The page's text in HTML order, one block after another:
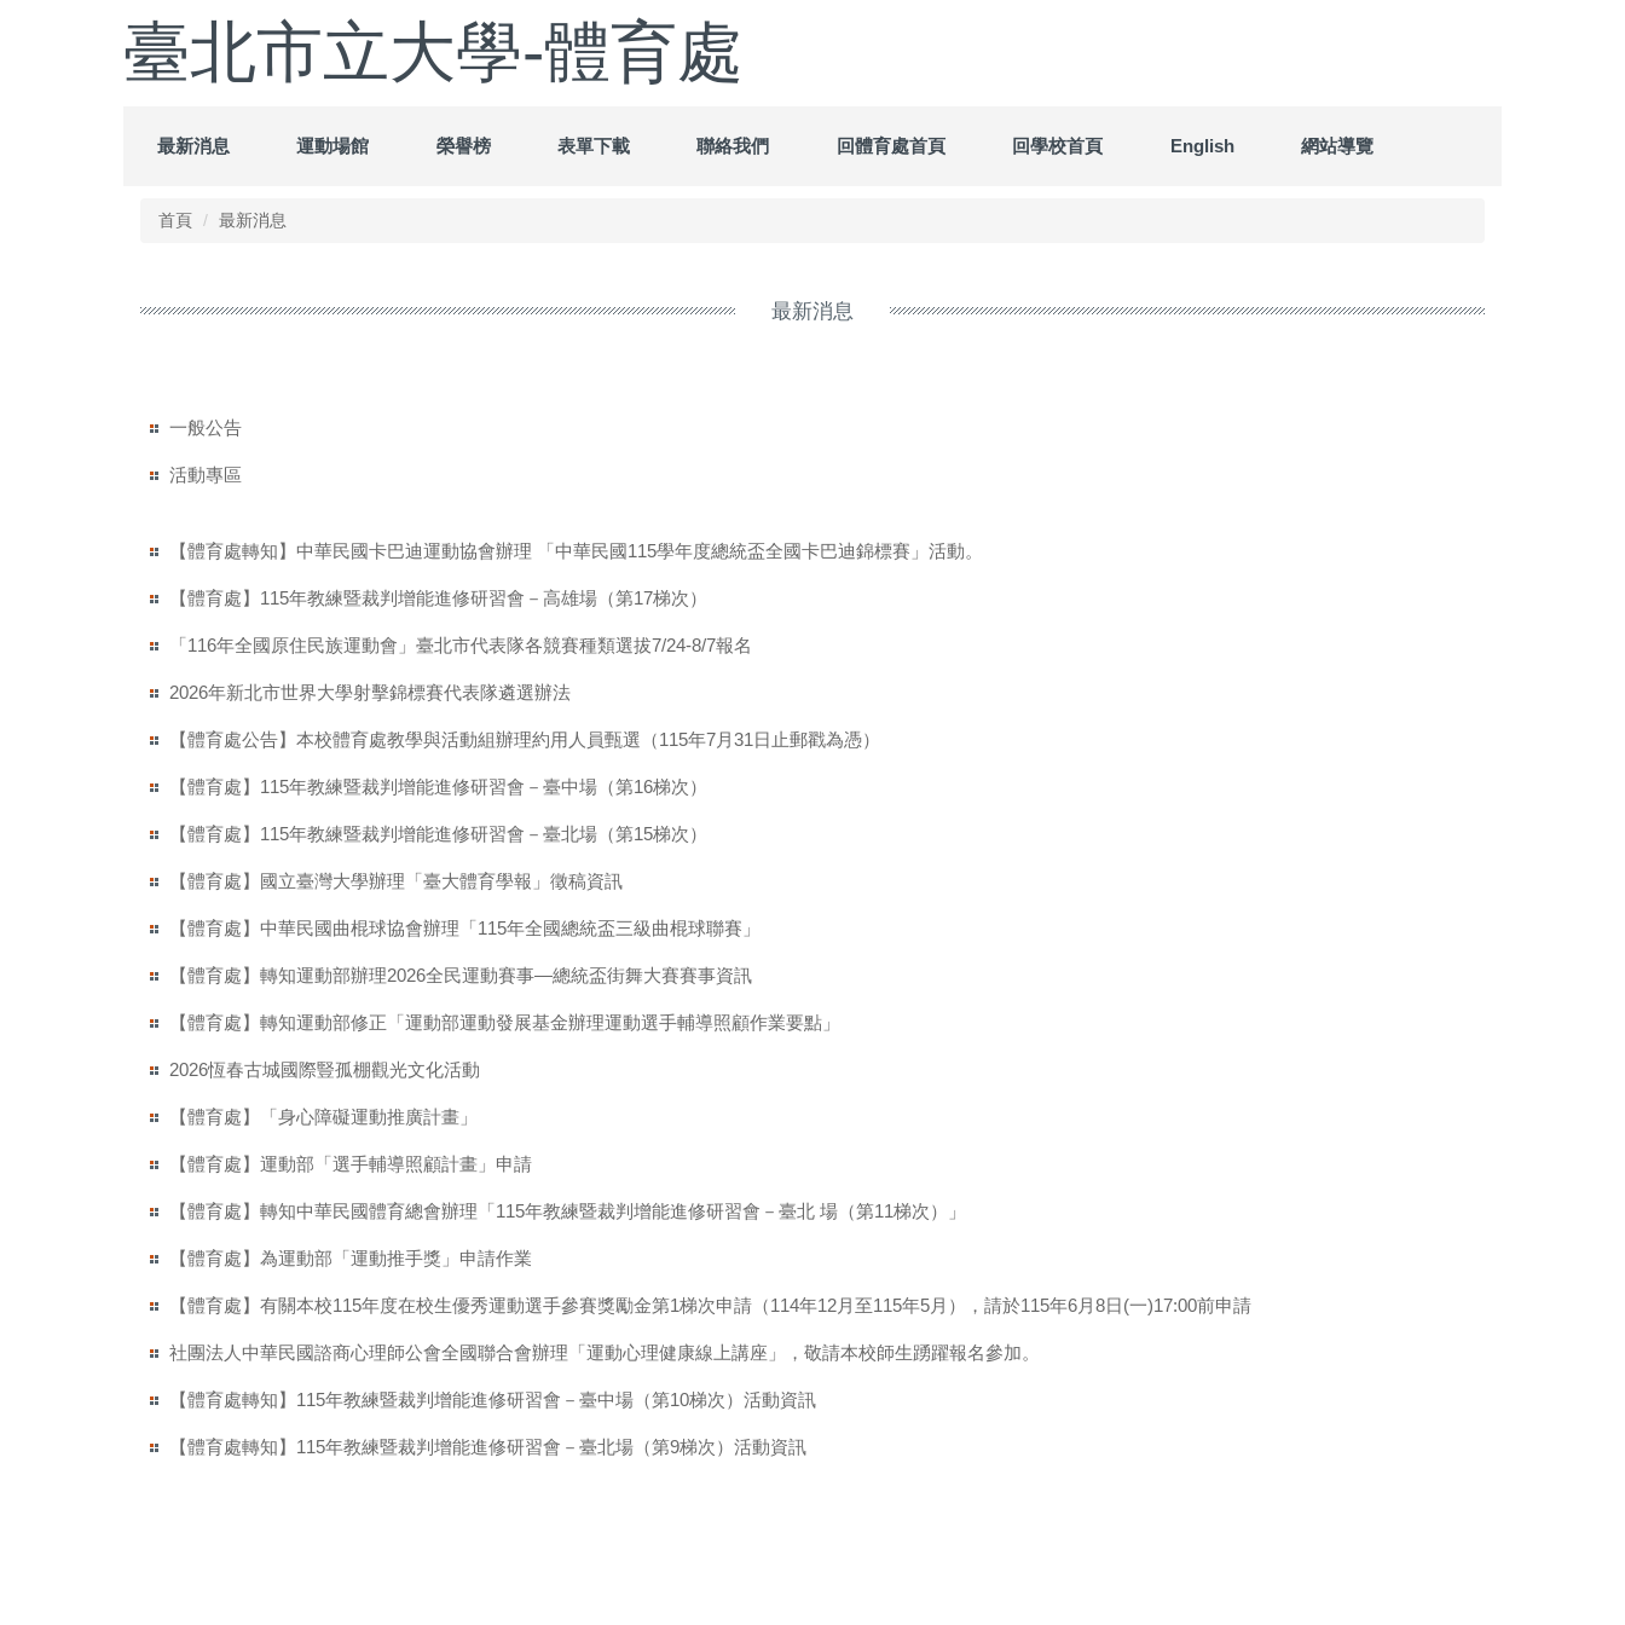
臺北市立大學-體育處
最新消息 運動場館 榮譽榜 表單下載 聯絡我們 回體育處首頁 回學校首頁 English 網站導覽
首頁 最新消息
最新消息
一般公告
活動專區
【體育處轉知】中華民國卡巴迪運動協會辦理 「中華民國115學年度總統盃全國卡巴迪錦標賽」活動。
【體育處】115年教練暨裁判增能進修研習會－高雄場（第17梯次）
「116年全國原住民族運動會」臺北市代表隊各競賽種類選拔7/24-8/7報名
2026年新北市世界大學射擊錦標賽代表隊遴選辦法
【體育處公告】本校體育處教學與活動組辦理約用人員甄選（115年7月31日止郵戳為憑）
【體育處】115年教練暨裁判增能進修研習會－臺中場（第16梯次）
【體育處】115年教練暨裁判增能進修研習會－臺北場（第15梯次）
【體育處】國立臺灣大學辦理「臺大體育學報」徵稿資訊
【體育處】中華民國曲棍球協會辦理「115年全國總統盃三級曲棍球聯賽」
【體育處】轉知運動部辦理2026全民運動賽事—總統盃街舞大賽賽事資訊
【體育處】轉知運動部修正「運動部運動發展基金辦理運動選手輔導照顧作業要點」
2026恆春古城國際豎孤棚觀光文化活動
【體育處】「身心障礙運動推廣計畫」
【體育處】運動部「選手輔導照顧計畫」申請
【體育處】轉知中華民國體育總會辦理「115年教練暨裁判增能進修研習會－臺北 場（第11梯次）」
【體育處】為運動部「運動推手獎」申請作業
【體育處】有關本校115年度在校生優秀運動選手參賽獎勵金第1梯次申請（114年12月至115年5月），請於115年6月8日(一)17:00前申請
社團法人中華民國諮商心理師公會全國聯合會辦理「運動心理健康線上講座」，敬請本校師生踴躍報名參加。
【體育處轉知】115年教練暨裁判增能進修研習會－臺中場（第10梯次）活動資訊
【體育處轉知】115年教練暨裁判增能進修研習會－臺北場（第9梯次）活動資訊